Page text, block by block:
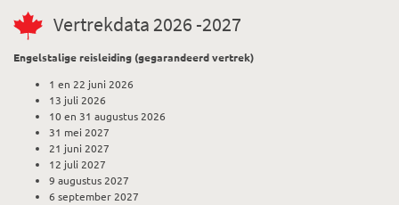
Vertrekdata 2026 -2027
Engelstalige reisleiding (gegarandeerd vertrek)
1 en 22 juni 2026
13 juli 2026
10 en 31 augustus 2026
31 mei 2027
21 juni 2027
12 juli 2027
9 augustus 2027
6 september 2027